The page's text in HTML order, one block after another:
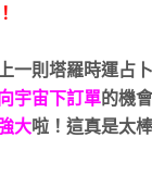
一則塔羅時運占
宇宙下訂單的機
大啦！這真是太